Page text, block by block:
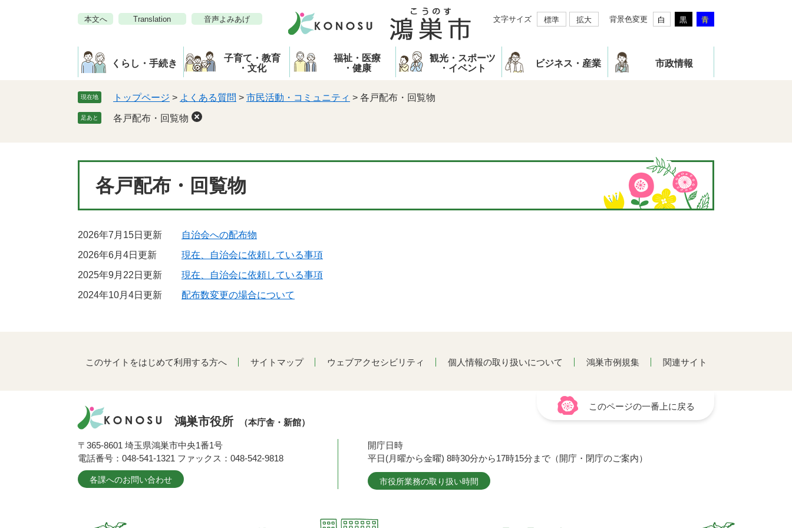
本文へ Translation 音声よみあげ 文字サイズ 標準 拡大 背景色変更 白 黒 青
くらし・手続き
子育て・教育
・文化
福祉・医療
・健康
観光・スポーツ
・イベント
ビジネス・産業 市政情報
現在地 トップページ > よくある質問 > 市民活動・コミュニティ > 各戸配布・回覧物
足あと 各戸配布・回覧物
各戸配布・回覧物
2026年7月15日更新
自治会への配布物
2026年6月4日更新
現在、自治会に依頼している事項
2025年9月22日更新
現在、自治会に依頼している事項
2024年10月4日更新
配布数変更の場合について
このサイトをはじめて利用する方へ サイトマップ ウェブアクセシビリティ 個人情報の取り扱いについて 鴻巣市例規集 関連サイト
このページの一番上に戻る
鴻巣市役所 （本庁舎・新館）
〒365-8601 埼玉県鴻巣市中央1番1号
電話番号：048-541-1321 ファックス：048-542-9818
各課へのお問い合わせ
開庁日時
平日(月曜から金曜) 8時30分から17時15分まで（開庁・閉庁のご案内）
市役所業務の取り扱い時間